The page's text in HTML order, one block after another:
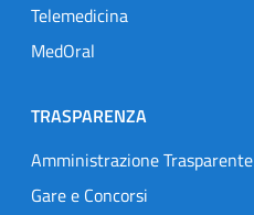
Telemedicina
MedOral
TRASPARENZA
Amministrazione Trasparente
Gare e Concorsi